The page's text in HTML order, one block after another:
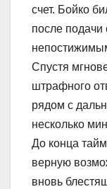
счет. Бойко
после подачи
Спустя
штрафного
рядом с
несколько
До конца
верную
вновь